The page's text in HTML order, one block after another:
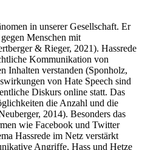
in unserer Gesellschaft. Er
Menschen mit
& Rieger, 2021). Hassrede
Kommunikation von
Inhalten verstanden (Sponholz,
von Hate Speech sind
Diskurs online statt. Das
die Anzahl und die
2014). Besonders das
wie Facebook und Twitter
Hassrede im Netz verstärkt
Angriffe, Hass und Hetze